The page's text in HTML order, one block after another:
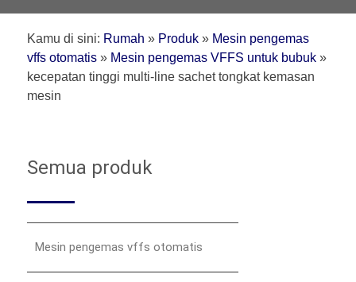
Kamu di sini: Rumah » Produk » Mesin pengemas
vffs otomatis » Mesin pengemas VFFS untuk bubuk »
kecepatan tinggi multi-line sachet tongkat kemasan
mesin
Semua produk
Mesin pengemas vffs otomatis